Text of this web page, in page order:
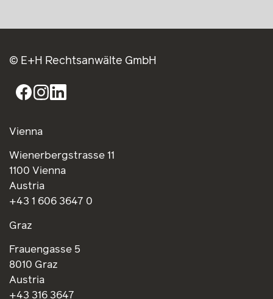
© E+H Rechtsanwälte GmbH
Vienna
Wienerbergstrasse 11
1100 Vienna
Austria
+43 1 606 3647 0
Graz
Frauengasse 5
8010 Graz
Austria
+43 316 3647